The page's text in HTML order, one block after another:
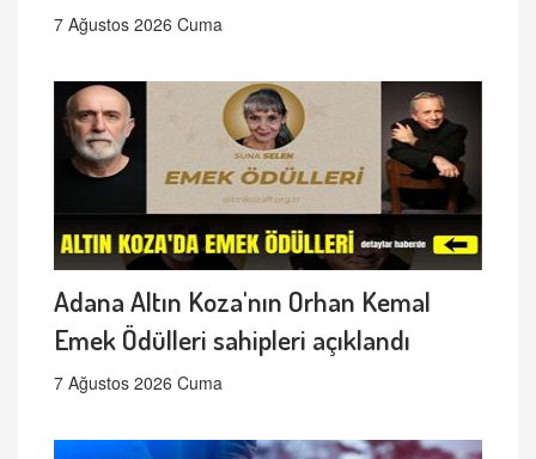
7 Ağustos 2026 Cuma
Adana Altın Koza'nın Orhan Kemal
Emek Ödülleri sahipleri açıklandı
7 Ağustos 2026 Cuma